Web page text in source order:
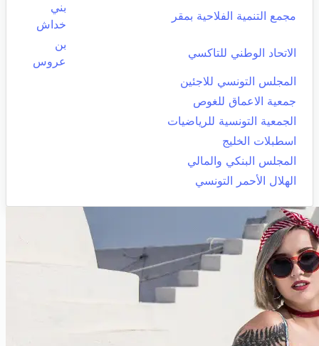
مجمع التنمية الفلاحية بمقر
بني
خداش
الاتحاد الوطني للتاكسي
بن
عروس
المجلس التونسي للاجئين
جمعية الاعماق للغوص
الجمعية التونسية للرياضيات
اسطبلات الخليج
المجلس البنكي والمالي
الهلال الأحمر التونسي